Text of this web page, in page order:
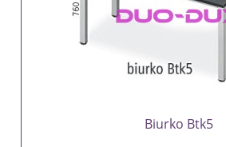
Biurko Btk5